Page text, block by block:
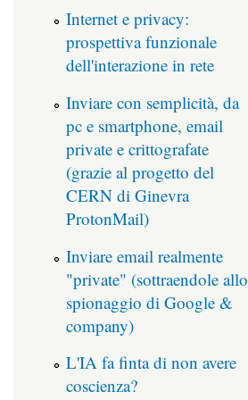
Internet e privacy:
prospettiva funzionale
dell'interazione in rete
Inviare con semplicità, da
pc e smartphone, email
private e crittografate
(grazie al progetto del
CERN di Ginevra
ProtonMail)
Inviare email realmente
"private" (sottraendole allo
spionaggio di Google &
company)
L'IA fa finta di non avere
coscienza?